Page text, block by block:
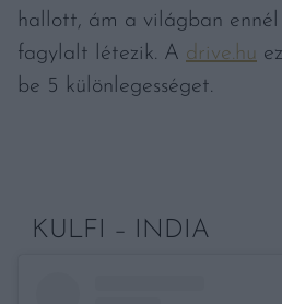
hallott, ám a világban
fagylalt létezik. A drive.hu
be 5 különlegességet.
KULFI – INDIA